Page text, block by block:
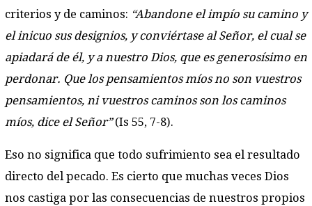
criterios y de caminos: “Abandone el impío su camino y
el inicuo sus designios, y conviértase al Señor, el cual se
apiadará de él, y a nuestro Dios, que es generosísimo en
perdonar. Que los pensamientos míos no son vuestros
pensamientos, ni vuestros caminos son los caminos
míos, dice el Señor”(Is 55, 7-8).
Eso no significa que todo sufrimiento sea el resultado
directo del pecado. Es cierto que muchas veces Dios
nos castiga por las consecuencias de nuestros propios